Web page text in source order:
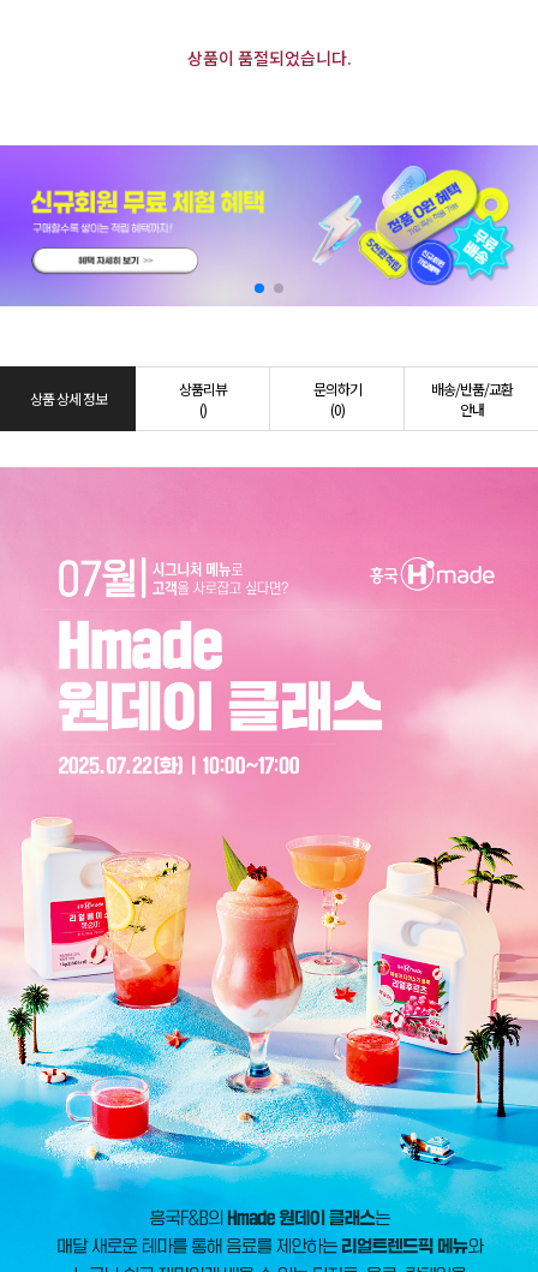
상품이 품절되었습니다.
상품 상세 정보
상품리뷰
()
문의하기
(0)
배송/반품/교환
안내